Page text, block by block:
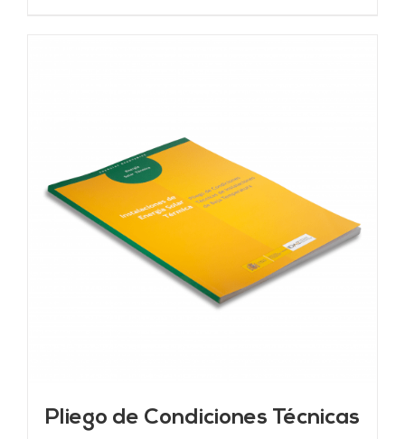
Pliego de Condiciones Técnicas